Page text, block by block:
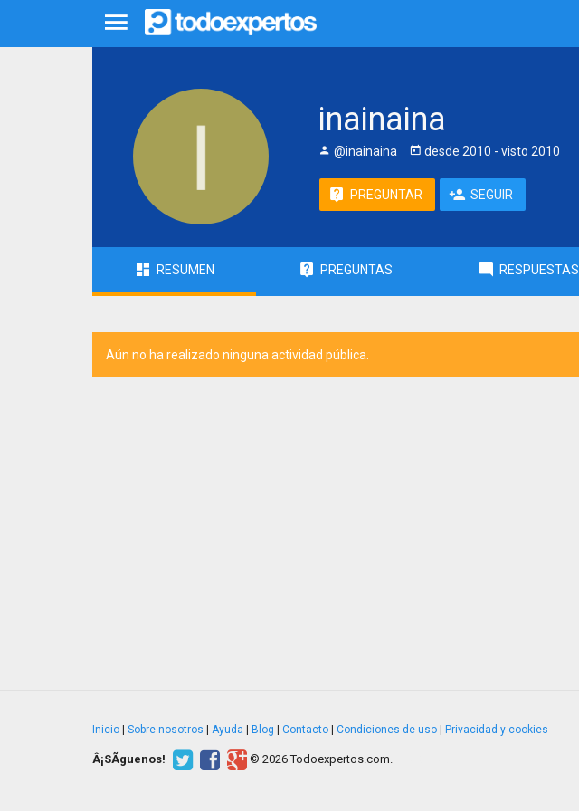
inainaina
@inainaina desde 2010 - visto 2010
PREGUNTAR SEGUIR
RESUMEN PREGUNTAS RESPUESTAS
Aún no ha realizado ninguna actividad pública.
Inicio Sobre nosotros Ayuda Blog Contacto Condiciones de uso Privacidad y cookies
Â¡SÃ­guenos! © 2026 Todoexpertos.com.